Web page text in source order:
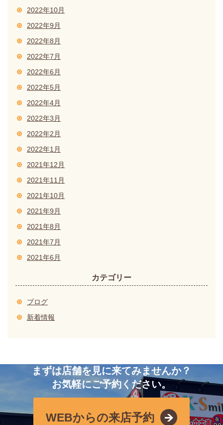
2022年10月
2022年9月
2022年8月
2022年7月
2022年6月
2022年5月
2022年4月
2022年3月
2022年2月
2022年1月
2021年12月
2021年11月
2021年10月
2021年9月
2021年8月
2021年7月
2021年6月
カテゴリー
ブログ
新着情報
まずは店舗を見に来てみませんか？
お気軽にご予約ください。
WEBからの来店予約